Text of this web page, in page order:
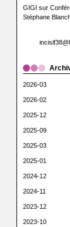
GIGI sur
Stéphane
2026-03
2026-02
2025-12
2025-09
2025-03
2025-01
2024-12
2024-11
2023-12
2023-10